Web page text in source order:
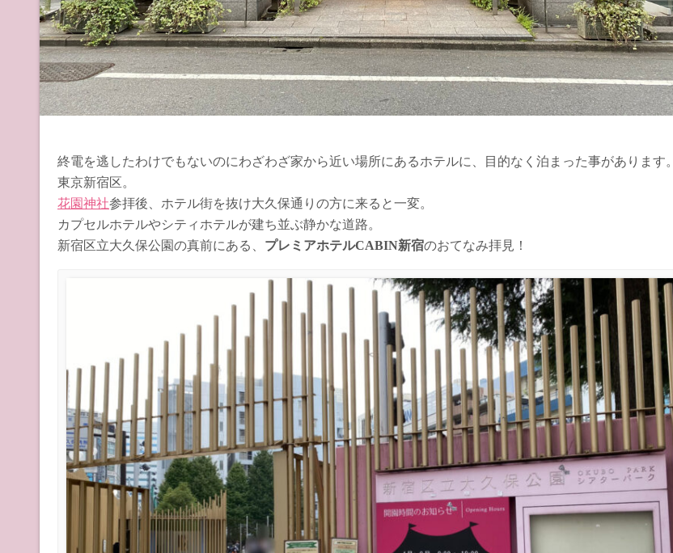
終電を逃したわけでもないのにわざわざ家から近い場所にあるホテルに、目的なく泊まった事があります。
東京新宿区。
花園神社参拝後、ホテル街を抜け大久保通りの方に来ると一変。
カプセルホテルやシティホテルが建ち並ぶ静かな道路。
新宿区立大久保公園の真前にある、 プレミアホテルCABIN新宿のおてなみ拝見！